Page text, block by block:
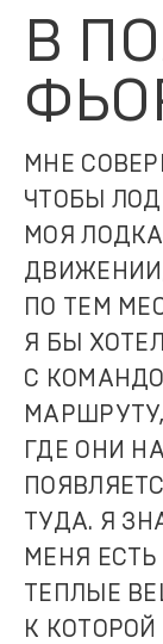
В
МНЕ
ЧТОБЫ
МОЯ
ПО ТЕМ
Я БЫ
С
ГДЕ ОНИ
ТУДА. Я
МЕНЯ
ТЕПЛЫЕ
К